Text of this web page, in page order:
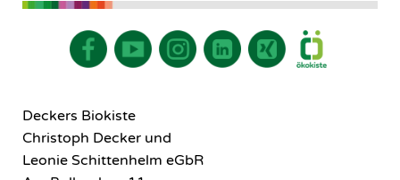
Deckers Biokiste
Christoph Decker und
Leonie Schittenhelm eGbR